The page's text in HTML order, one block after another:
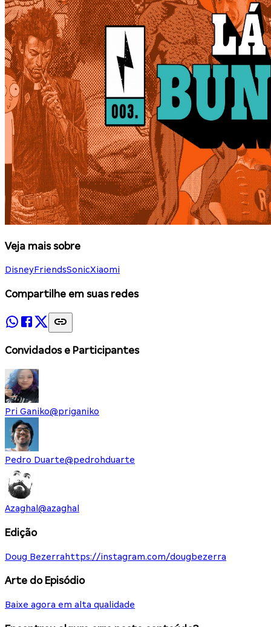
Veja mais sobre
DisneyFriendsSonicXiaomi
Compartilhe em suas redes
Convidados e Participantes
Pri Ganiko@priganiko
Pedro Duarte@pedrohduarte
Azaghal @azaghal
Edição
Doug Bezerra https://instagram.com/dougbezerra
Arte do Episódio
Baixe agora em alta qualidade